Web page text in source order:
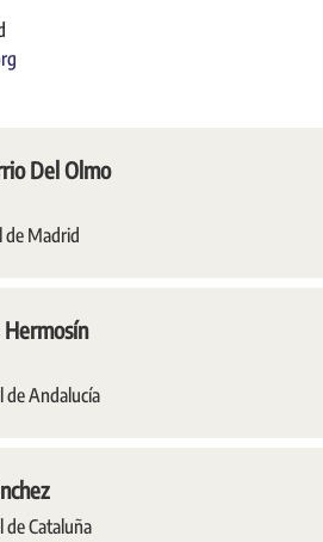
Del Olmo
de Madrid
de Andalucía
de Cataluña